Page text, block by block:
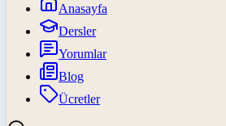
Anasayfa
Dersler
Yorumlar
Blog
Ücretler